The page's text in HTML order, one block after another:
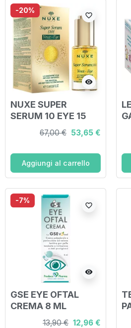
-20%
visibility
favorite_border
NUXE SUPER
SERUM 10 EYE 15
67,00 € 53,65 €
Aggiungi al carrello
-7%
visibility
favorite_border
GSE EYE OFTAL
CREMA 8 ML
13,90 € 12,96 €